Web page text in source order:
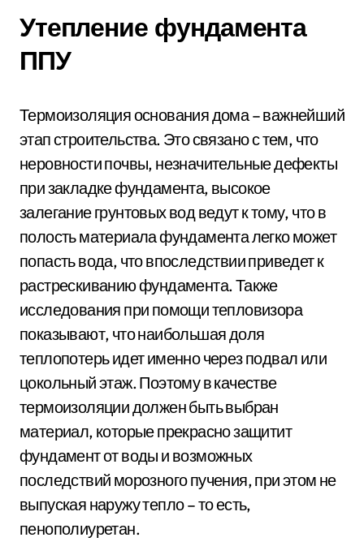
Утепление фундамента
ППУ
Термоизоляция основания дома – важнейший
этап строительства. Это связано с тем, что
неровности почвы, незначительные дефекты
при закладке фундамента, высокое
залегание грунтовых вод ведут к тому, что в
полость материала фундамента легко может
попасть вода, что впоследствии приведет к
растрескиванию фундамента. Также
исследования при помощи тепловизора
показывают, что наибольшая доля
теплопотерь идет именно через подвал или
цокольный этаж. Поэтому в качестве
термоизоляции должен быть выбран
материал, которые прекрасно защитит
фундамент от воды и возможных
последствий морозного пучения, при этом не
выпуская наружу тепло – то есть,
пенополиуретан.